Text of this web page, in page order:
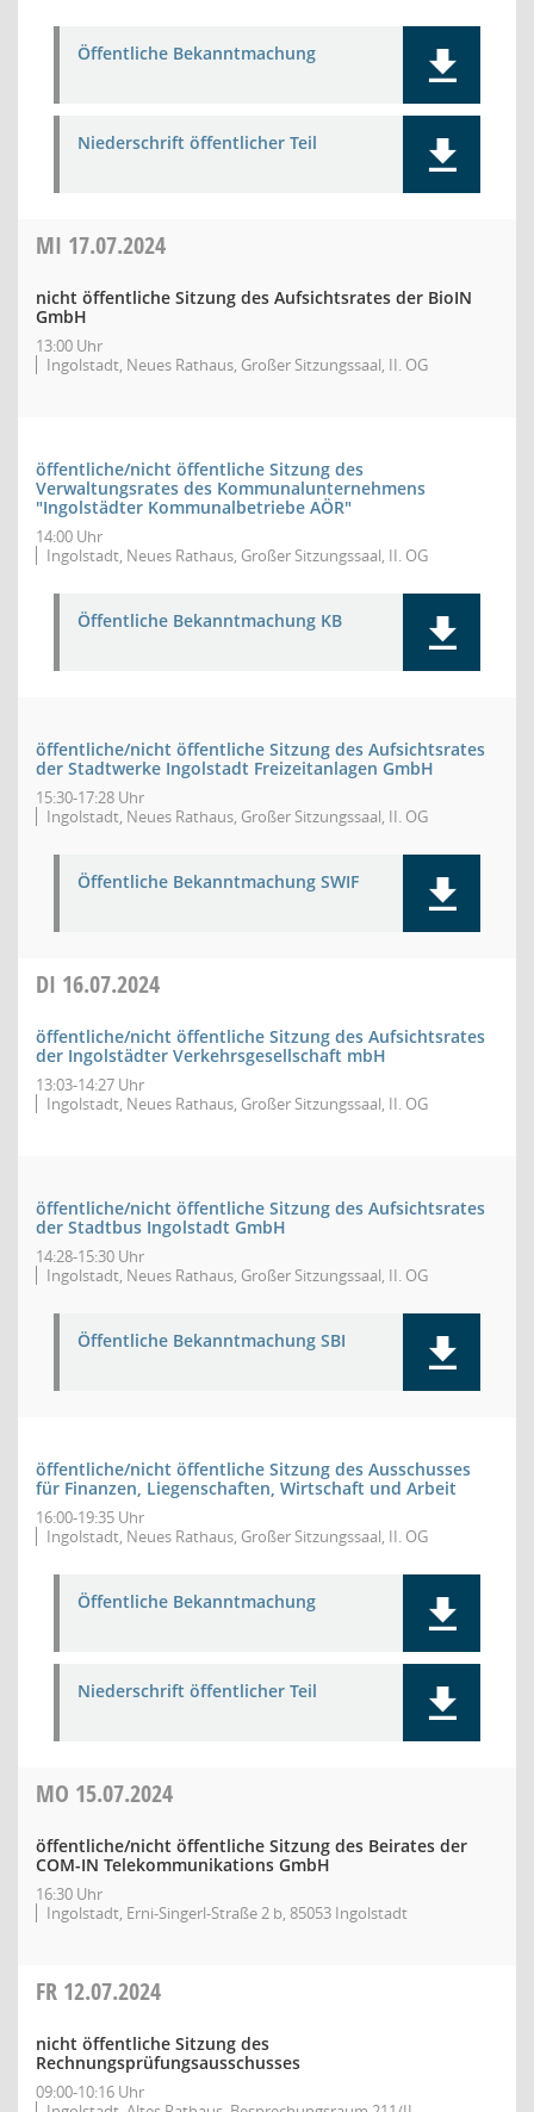
Öffentliche Bekanntmachung
Niederschrift öffentlicher Teil
MI 17.07.2024
nicht öffentliche Sitzung des Aufsichtsrates der BioIN
GmbH
13:00 Uhr
Ingolstadt, Neues Rathaus, Großer Sitzungssaal, II. OG
öffentliche/nicht öffentliche Sitzung des
Verwaltungsrates des Kommunalunternehmens
"Ingolstädter Kommunalbetriebe AÖR"
14:00 Uhr
Ingolstadt, Neues Rathaus, Großer Sitzungssaal, II. OG
Öffentliche Bekanntmachung KB
öffentliche/nicht öffentliche Sitzung des Aufsichtsrates
der Stadtwerke Ingolstadt Freizeitanlagen GmbH
15:30-17:28 Uhr
Ingolstadt, Neues Rathaus, Großer Sitzungssaal, II. OG
Öffentliche Bekanntmachung SWIF
DI 16.07.2024
öffentliche/nicht öffentliche Sitzung des Aufsichtsrates
der Ingolstädter Verkehrsgesellschaft mbH
13:03-14:27 Uhr
Ingolstadt, Neues Rathaus, Großer Sitzungssaal, II. OG
öffentliche/nicht öffentliche Sitzung des Aufsichtsrates
der Stadtbus Ingolstadt GmbH
14:28-15:30 Uhr
Ingolstadt, Neues Rathaus, Großer Sitzungssaal, II. OG
Öffentliche Bekanntmachung SBI
öffentliche/nicht öffentliche Sitzung des Ausschusses
für Finanzen, Liegenschaften, Wirtschaft und Arbeit
16:00-19:35 Uhr
Ingolstadt, Neues Rathaus, Großer Sitzungssaal, II. OG
Öffentliche Bekanntmachung
Niederschrift öffentlicher Teil
MO 15.07.2024
öffentliche/nicht öffentliche Sitzung des Beirates der
COM-IN Telekommunikations GmbH
16:30 Uhr
Ingolstadt, Erni-Singerl-Straße 2 b, 85053 Ingolstadt
FR 12.07.2024
nicht öffentliche Sitzung des
Rechnungsprüfungsausschusses
09:00-10:16 Uhr